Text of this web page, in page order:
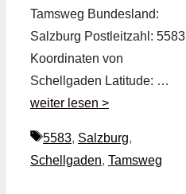
Tamsweg Bundesland:
Salzburg Postleitzahl: 5583
Koordinaten von
Schellgaden Latitude: …
weiter lesen >
Schlagwörter
5583, Salzburg,
Schellgaden, Tamsweg